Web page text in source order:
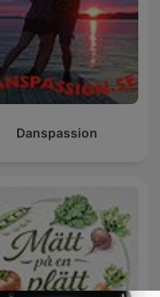
Danspassion